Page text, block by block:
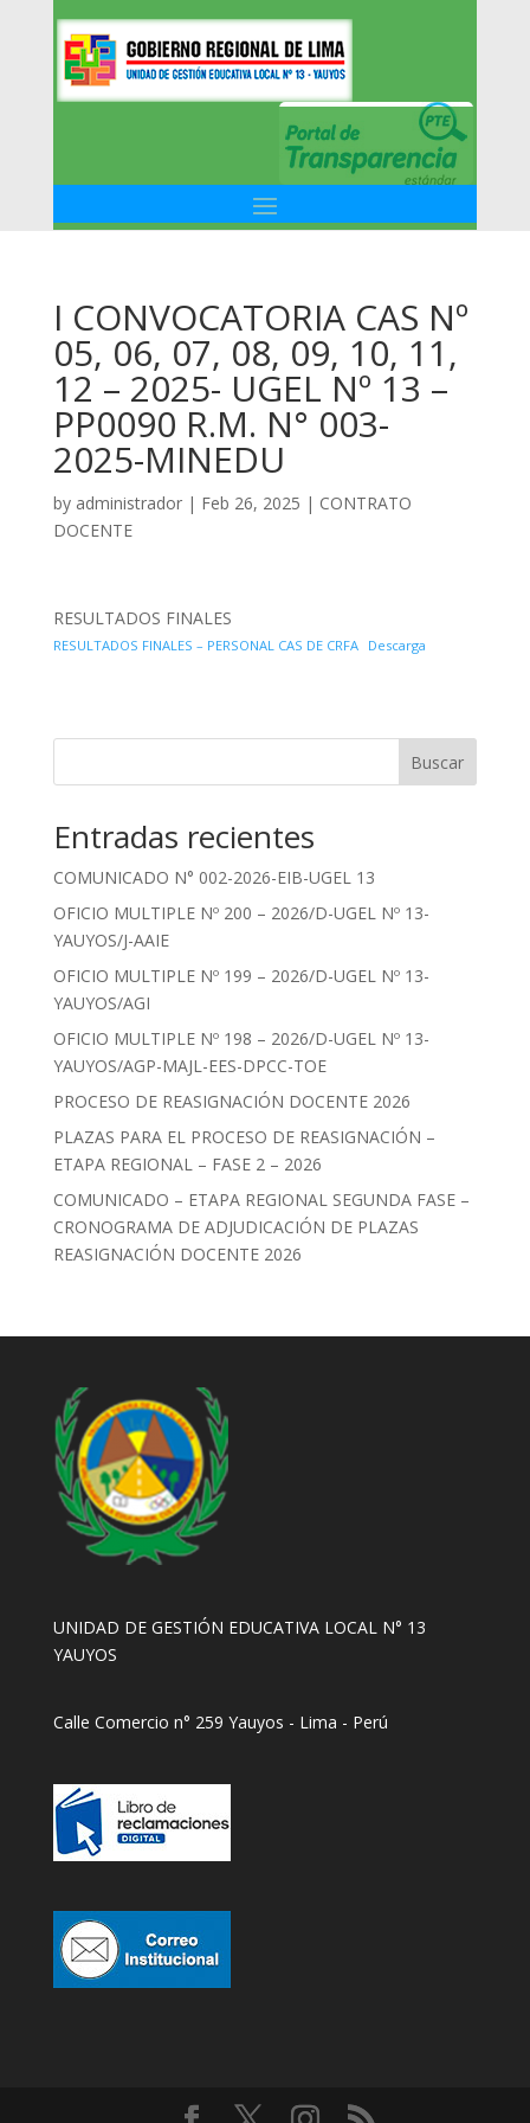
I CONVOCATORIA CAS Nº
05, 06, 07, 08, 09, 10, 11,
12 – 2025- UGEL Nº 13 –
PP0090 R.M. N° 003-
2025-MINEDU
by administrador| Feb 26, 2025 | CONTRATO
DOCENTE
RESULTADOS FINALES
RESULTADOS FINALES – PERSONAL CAS DE CRFA Descarga
Buscar
Entradas recientes
COMUNICADO N° 002-2026-EIB-UGEL 13
OFICIO MULTIPLE Nº 200 – 2026/D-UGEL Nº 13-
YAUYOS/J-AAIE
OFICIO MULTIPLE Nº 199 – 2026/D-UGEL Nº 13-
YAUYOS/AGI
OFICIO MULTIPLE Nº 198 – 2026/D-UGEL Nº 13-
YAUYOS/AGP-MAJL-EES-DPCC-TOE
PROCESO DE REASIGNACIÓN DOCENTE 2026
PLAZAS PARA EL PROCESO DE REASIGNACIÓN –
ETAPA REGIONAL – FASE 2 – 2026
COMUNICADO – ETAPA REGIONAL SEGUNDA FASE –
CRONOGRAMA DE ADJUDICACIÓN DE PLAZAS
REASIGNACIÓN DOCENTE 2026
UNIDAD DE GESTIÓN EDUCATIVA LOCAL N° 13
YAUYOS
Calle Comercio n° 259 Yauyos - Lima - Perú